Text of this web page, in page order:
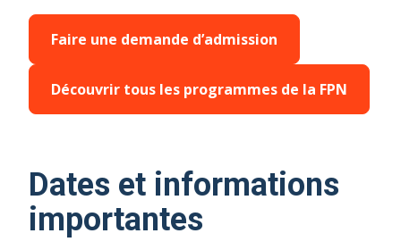
Faire une demande d’admission
Découvrir tous les programmes de la FPN
Dates et informations
importantes